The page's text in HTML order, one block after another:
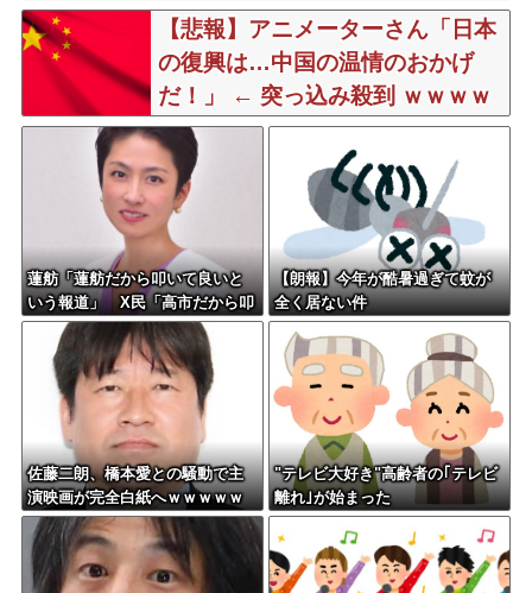
【悲報】アニメーターさん「日本
の復興は…中国の温情のおかげ
だ！」 ← 突っ込み殺到 ｗｗｗｗ
ｗｗｗｗｗ
蓮舫「蓮舫だから叩いて良いと
いう報道」 X民「高市だから叩
いて良いをやってるのがお前だ
ろ」
【朗報】今年が酷暑過ぎて蚊が
全く居ない件
佐藤二朗、橋本愛との騒動で主
演映画が完全白紙へｗｗｗｗｗ
"テレビ大好き"高齢者の｢テレビ
離れ｣が始まった